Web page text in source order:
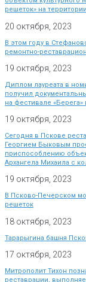
решеток» на
20 октября, 2023
В этом году в
ремонтно-
19 октября, 2023
Диплом лауреата в
получил
на фестивале «Берега»
19 октября, 2023
Сегодня в Пскове
Георгием Быковым
приспособлению
Архангела Михаила с
19 октября, 2023
В Псково-Печерском
решеток
18 октября, 2023
Тарарыгина башня
17 октября, 2023
Митрополит Тихон
реставрации,